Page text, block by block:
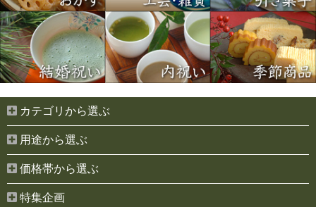
カテゴリから選ぶ
用途から選ぶ
価格帯から選ぶ
特集企画